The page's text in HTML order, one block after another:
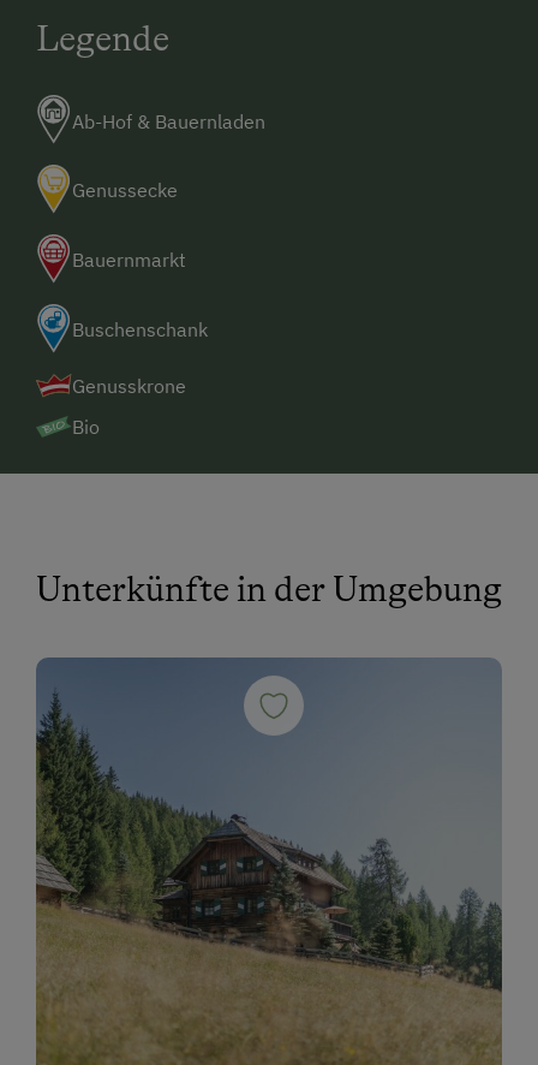
Legende
Ab-Hof & Bauernladen
Genussecke
Bauernmarkt
Buschenschank
Genusskrone
Bio
Unterkünfte in der Umgebung